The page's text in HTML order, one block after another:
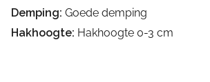
Demping: Goede demping
Hakhoogte: Hakhoogte 0-3 cm